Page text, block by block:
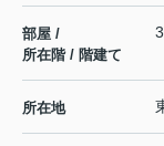
部屋 /
所在階 / 階建て
所在地